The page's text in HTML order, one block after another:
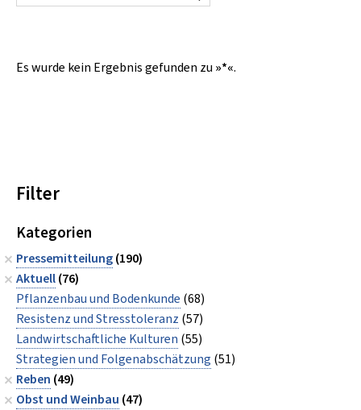
Es wurde kein Ergebnis gefunden zu »*«.
Filter
Kategorien
Pressemitteilung(190)
Aktuell(76)
Pflanzenbau und Bodenkunde (68)
Resistenz und Stresstoleranz (57)
Landwirtschaftliche Kulturen (55)
Strategien und Folgenabschätzung (51)
Reben (49)
Obst und Weinbau (47)